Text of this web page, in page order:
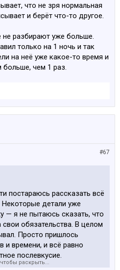
что не зря нормальная
и берёт что-то другое.
не разбирают уже больше.
только на 1 ночь и так
на неё уже какое-то время и
больше, чем 1 раз.
#67
постараюсь рассказать всё
детали уже
— я не пытаюсь сказать, что
обязательства. В целом
Просто пришлось
и времени, и всё равно
послевкусие.
раскрыть...